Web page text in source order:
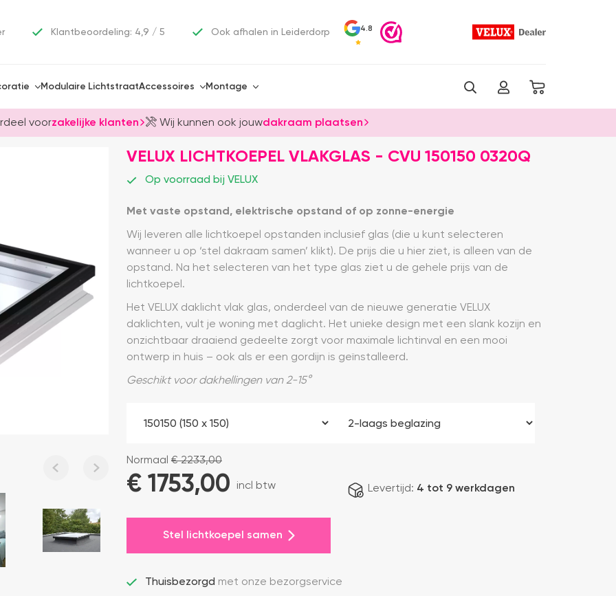
Klantbeoordeling: 4,9 / 5 Ook afhalen in Leiderdorp 4.8
Modulaire LichtstraatAccessoires Montage
voorzakelijke klanten Wij kunnen ook jouwdakraam plaatsen
VELUX LICHTKOEPEL VLAKGLAS - CVU 150150 0320Q
Op voorraad bij VELUX
Met vaste opstand, elektrische opstand of op zonne-energie
Wij leveren alle lichtkoepel opstanden inclusief glas (die u kunt selecteren
wanneer u op ‘stel dakraam samen’ klikt). De prijs die u hier ziet, is alleen van de
opstand. Na het selecteren van het type glas ziet u de gehele prijs van de
lichtkoepel.
Het VELUX daklicht vlak glas, onderdeel van de nieuwe generatie VELUX
daklichten, vult je woning met daglicht. Het unieke design met een slank kozijn en
onzichtbaar draaiend gedeelte zorgt voor maximale lichtinval en een mooi
ontwerp in huis – ook als er een gordijn is geïnstalleerd.
Geschikt voor dakhellingen van 2-15°
Normaal €2233,00
€ 1753,00 incl btw Levertijd: 4 tot 9 werkdagen
Stel lichtkoepel samen
Thuisbezorgd met onze bezorgservice